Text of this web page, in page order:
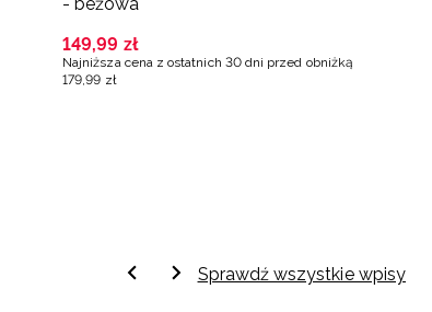
- beżowa
149,99 zł
Najniższa cena z ostatnich 30 dni przed obniżką
179,99 zł
Sprawdź wszystkie wpisy